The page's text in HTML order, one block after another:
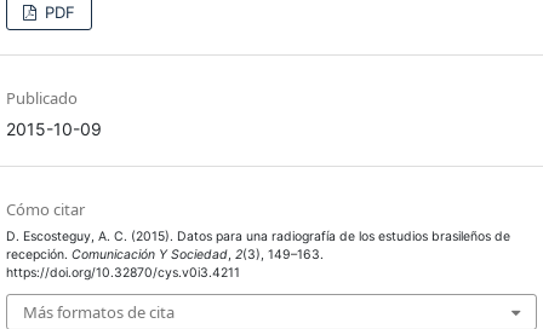
PDF
Publicado
2015-10-09
Cómo citar
D. Escosteguy, A. C. (2015). Datos para una radiografía de los estudios brasileños de
recepción. Comunicación Y Sociedad, 2(3), 149–163.
https://doi.org/10.32870/cys.v0i3.4211
Más formatos de cita